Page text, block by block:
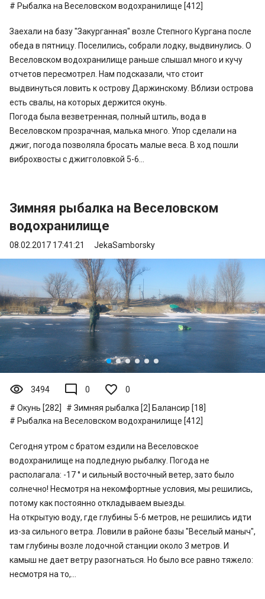
Рыбалка на Веселовском водохранилище [412]
Заехали на базу "Закурганная" возле Степного Кургана после
обеда в пятницу. Поселились, собрали лодку, выдвинулись. О
Веселовском водохранилище раньше слышал много и кучу
отчетов пересмотрел. Нам подсказали, что стоит
выдвинуться ловить к острову Даржинскому. Вблизи острова
есть свалы, на которых держится окунь.
Погода была везветренная, полный штиль, вода в
Веселовском прозрачная, малька много. Упор сделали на
джиг, погода позволяла бросать малые веса. В ход пошли
виброхвосты с джигголовкой 5-6...
Зимняя рыбалка на Веселовском
водохранилище
08.02.2017 17:41:21 JekaSamborsky
visibility 3494 mode_comment 0
0
Окунь [282]
Зимняя рыбалка [2] Балансир [18]
Рыбалка на Веселовском водохранилище [412]
Сегодня утром с братом ездили на Веселовское
водохранилище на подледную рыбалку. Погода не
располагала: -17 ° и сильный восточный ветер, зато было
солнечно! Несмотря на некомфортные условия, мы решились,
потому как постоянно откладываем выезды.
На открытую воду, где глубины 5-6 метров, не решились идти
из-за сильного ветра. Ловили в районе базы "Веселый маныч",
там глубины возле лодочной станции около 3 метров. И
камыш не дает ветру разогнаться. Но было все равно тяжело:
несмотря на то,...